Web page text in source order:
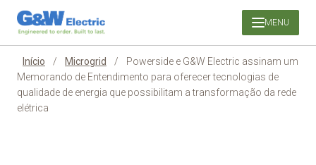
Pular
para
o
conteúdo
MENU
Início / Microgrid /
Powerside e G&W Electric assinam um
Memorando de Entendimento para oferecer tecnologias de
qualidade de energia que possibilitam a transformação da rede
elétrica